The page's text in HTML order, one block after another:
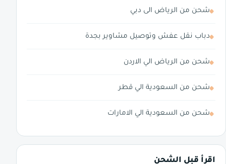
شحن من الرياض الى دبي
دباب نقل عفش وتوصيل مشاوير بجدة
شحن من الرياض الي الاردن
شحن من السعودية الي قطر
شحن من السعودية الي الامارات
اقرأ قبل الشحن